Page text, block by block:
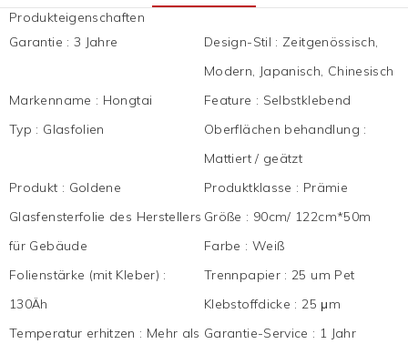
Produkteigenschaften
Garantie : 3 Jahre Design-Stil : Zeitgenössisch,
Modern, Japanisch, Chinesisch
Markenname : Hongtai Feature : Selbstklebend
Typ : Glasfolien Oberflächen behandlung :
Mattiert / geätzt
Produkt : Goldene
Glasfensterfolie des Herstellers
für Gebäude
Produktklasse : Prämie
Größe : 90cm/ 122cm*50m
Farbe : Weiß
Folienstärke (mit Kleber) :
130Äh
Trennpapier : 25 um Pet
Klebstoffdicke : 25 μm
Temperatur erhitzen : Mehr als Garantie-Service : 1 Jahr